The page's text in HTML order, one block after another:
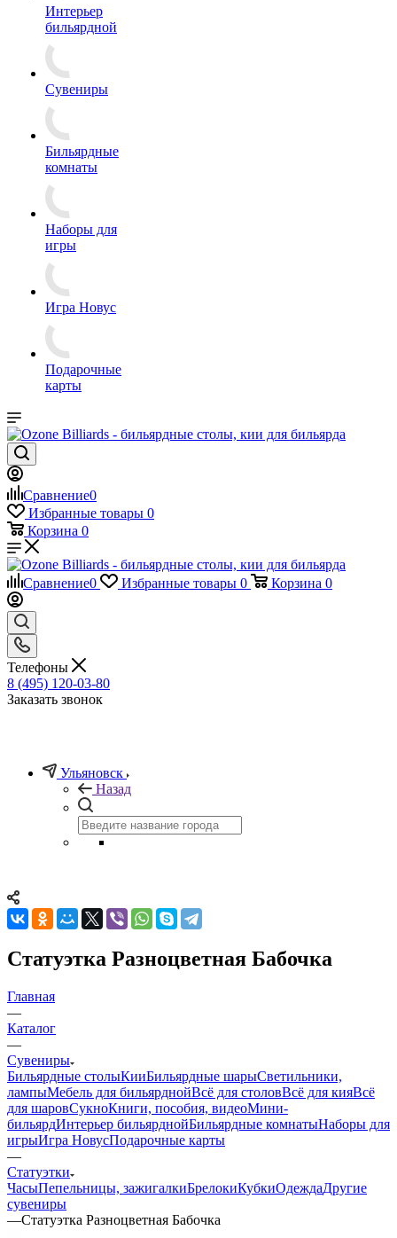
Интерьер
бильярдной
Сувениры
Бильярдные
комнаты
Наборы для
игры
Игра Новус
Подарочные
карты
Сравнение0
Избранные товары 0
Корзина 0
Сравнение0 Избранные товары 0 Корзина 0
Телефоны
8 (495) 120-03-80
Заказать звонок
Ульяновск
Назад
Статуэтка Разноцветная Бабочка
Главная
—
Каталог
—
Сувениры
Бильярдные столыКииБильярдные шарыСветильники,
лампыМебель для бильярднойВсё для столовВсё для кияВсё
для шаровСукноКниги, пособия, видеоМини-
бильярдИнтерьер бильярднойБильярдные комнатыНаборы для
игрыИгра НовусПодарочные карты
—
Статуэтки
ЧасыПепельницы, зажигалкиБрелокиКубкиОдеждаДругие
сувениры
—Статуэтка Разноцветная Бабочка